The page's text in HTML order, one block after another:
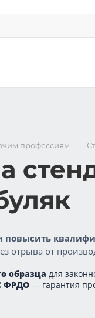
профессиям —
повысить
отрыва от
образца для
ФРДО — гарантия